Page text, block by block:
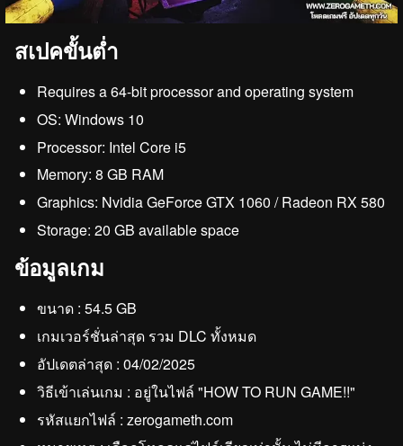
สเปคขั้นต่ำ
Requires a 64-bit processor and operating system
OS: Windows 10
Processor: Intel Core i5
Memory: 8 GB RAM
Graphics: Nvidia GeForce GTX 1060 / Radeon RX 580
Storage: 20 GB available space
ข้อมูลเกม
ขนาด : 54.5 GB
เกมเวอร์ชั่นล่าสุด รวม DLC ทั้งหมด
อัปเดตล่าสุด : 04/02/2025
วิธีเข้าเล่นเกม : อยู่ในไฟล์ "HOW TO RUN GAME!!"
รหัสแยกไฟล์ : zerogameth.com